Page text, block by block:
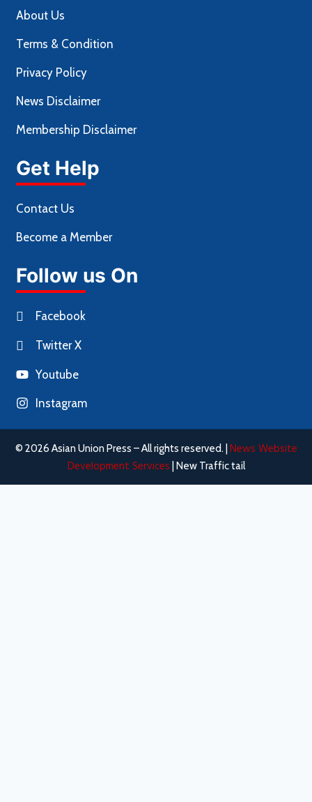
About Us
Terms & Condition
Privacy Policy
News Disclaimer
Membership Disclaimer
Get Help
Contact Us
Become a Member
Follow us On
Facebook
Twitter X
Youtube
Instagram
© 2026 Asian Union Press – All rights reserved. | News Website
Development Services | New Traffic tail